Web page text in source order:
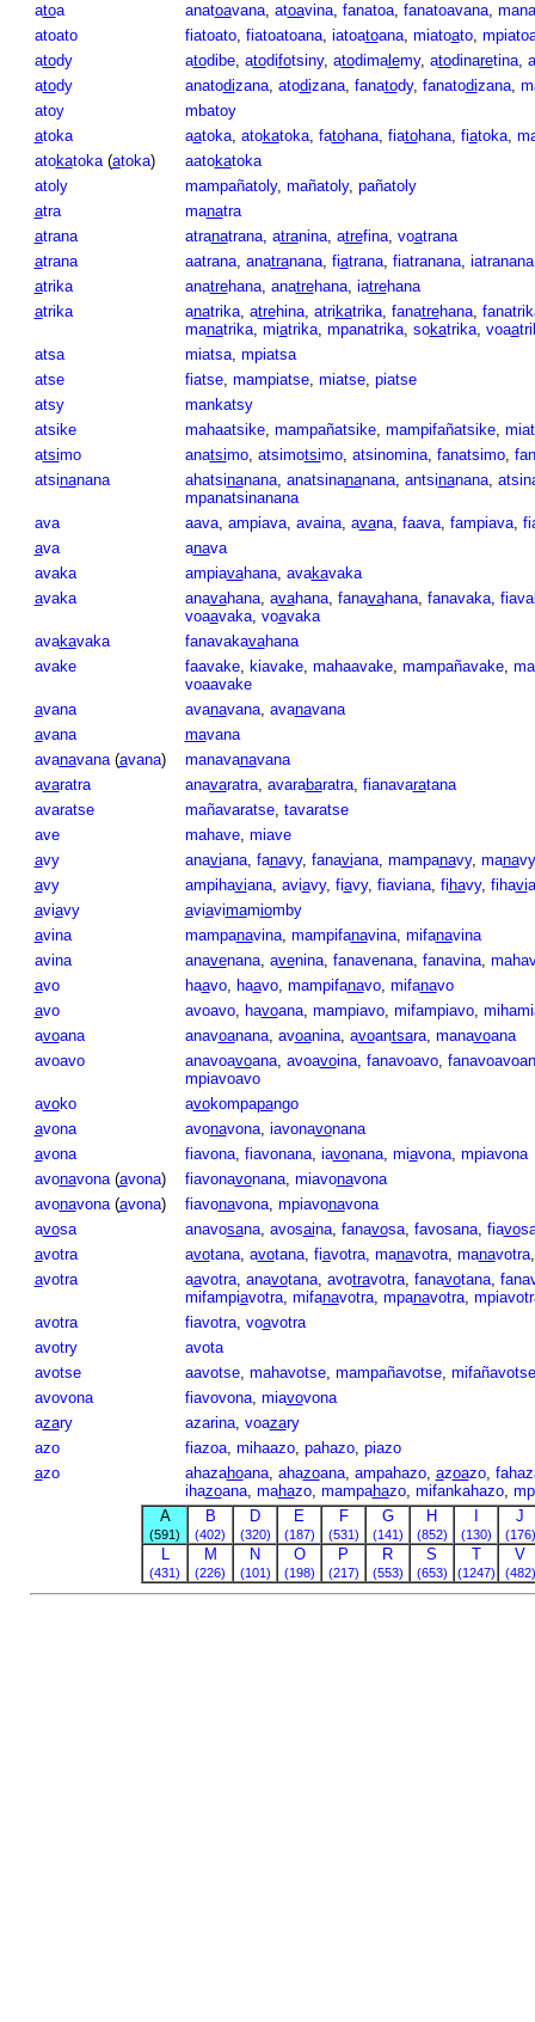
atoa anatoavana, atoavina, fanatoa, fanatoavana, mana
atoato
fiatoato, fiatoatoana, iatoatoana, miatoato,
atody atodibe, atodifotsiny, atodimalemy, atodinaretina,
atody anatodizana, atodizana, fanatody, fanatodizana,
atoy
mbatoy
atoka aatoka, atokatoka, fatohana, fiatohana, fiatoka,
atokatoka(atoka) aatokatoka
atoly
mampañatoly, mañatoly, pañatoly
atra manatra
atrana atranatrana, atranina, atrefina, voatrana
atrana aatrana, anatranana, fiatrana, fiatranana, iatranana
atrika anatrehana, anatrehana, iatrehana
atrika anatrika, atrehina, atri katrika, fanatrehana,
manatrika, miatrika, mpanatrika, sokatrika, voaa
atsa
miatsa, mpiatsa
atse
fiatse, mampiatse, miatse, piatse
atsy
mankatsy
atsike
mahaatsike, mampañatsike, mampifañatsike,
atsimo anatsimo, atsimotsimo, atsinomina, fanatsimo,
atsinanana ahatsinanana, anatsinananana, antsinanana,
mpanatsinanana
ava
aava, ampiava, avaina, avana, faava, fampiava,
ava anava
avaka
ampiavahana, avakavaka
avaka anavahana, avahana, fanavahana, fanavaka,
voaavaka, voavaka
avakavaka fanavakavahana
avake
faavake, kiavake, mahaavake, mampañavake,
voaavake
avana avanavana, avanavana
avana mavana
avanavana(avana) manavanavana
avaratra anavaratra, avarabaratra, fianavaratana
avaratse
mañavaratse, tavaratse
ave
mahave, miave
avy anaviana, fanavy, fanaviana, mampanavy, manavy
avy ampihaviana, aviavy, fiavy, fiaviana, fi havy, fihavi
aviavy aviavimamiomby
avina mampanavina, mampifanavina, mifanavina
avina
anavenana, avenina, fanavenana, fanavina,
avo haavo, haavo, mampifanavo, mifanavo
avo avoavo, havoana, mampiavo, mifampiavo,
avoana anavoanana, avoanina, avoantsara, manavoana
avoavo
anavoavoana, avoavoina, fanavoavo,
mpiavoavo
avoko avokompapango
avona avonavona, iavonavonana
avona fiavona, fiavonana, iavonana, miavona, mpiavona
avonavona(avona) fiavonavonana, miavonavona
avonavona(avona) fiavonavona, mpiavonavona
avosa anavosana, avosaina, fanavosa, favosana, fiavo
avotra avotana, avotana, fiavotra, manavotra, manavotra
avotra aavotra, anavotana, avotravotra, fanavotana,
mifampiavotra, mifanavotra, mpanavotra,
avotra
fiavotra, voavotra
avotry
avota
avotse
aavotse, mahavotse, mampañavotse, mifañavotse
avovona
fiavovona, miavovona
azary azarina, voazary
azo
fiazoa, mihaazo, pahazo, piazo
azo ahazahoana, ahazoana, ampahazo, azoazo,
ihazoana, mahazo, mampahazo, mifankahazo,
A
(591)
B
(402)
D
(320)
E
(187)
F
(531)
G
(141)
H
(852) (130)
J
(176)
L
(431)
M
(226)
N
(101)
O
(198)
P
(217)
R
(553)
S
(653)
T
(1247)
V
(482)